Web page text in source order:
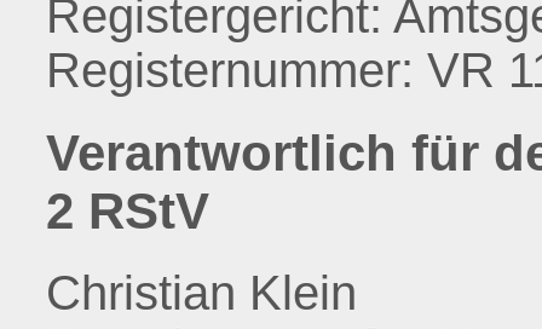
Registergericht:
Registernummer: VR
Verantwortlich für
2 RStV
Christian Klein